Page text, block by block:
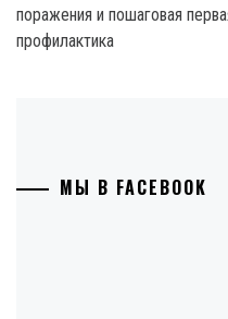
поражения и пошаговая
профилактика
МЫ В FACEBOOK